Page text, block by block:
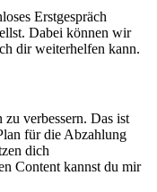
Erstgespräch
Dabei können wir
dir weiterhelfen kann.
verbessern. Das ist
für die Abzahlung
dich
Content kannst du mir